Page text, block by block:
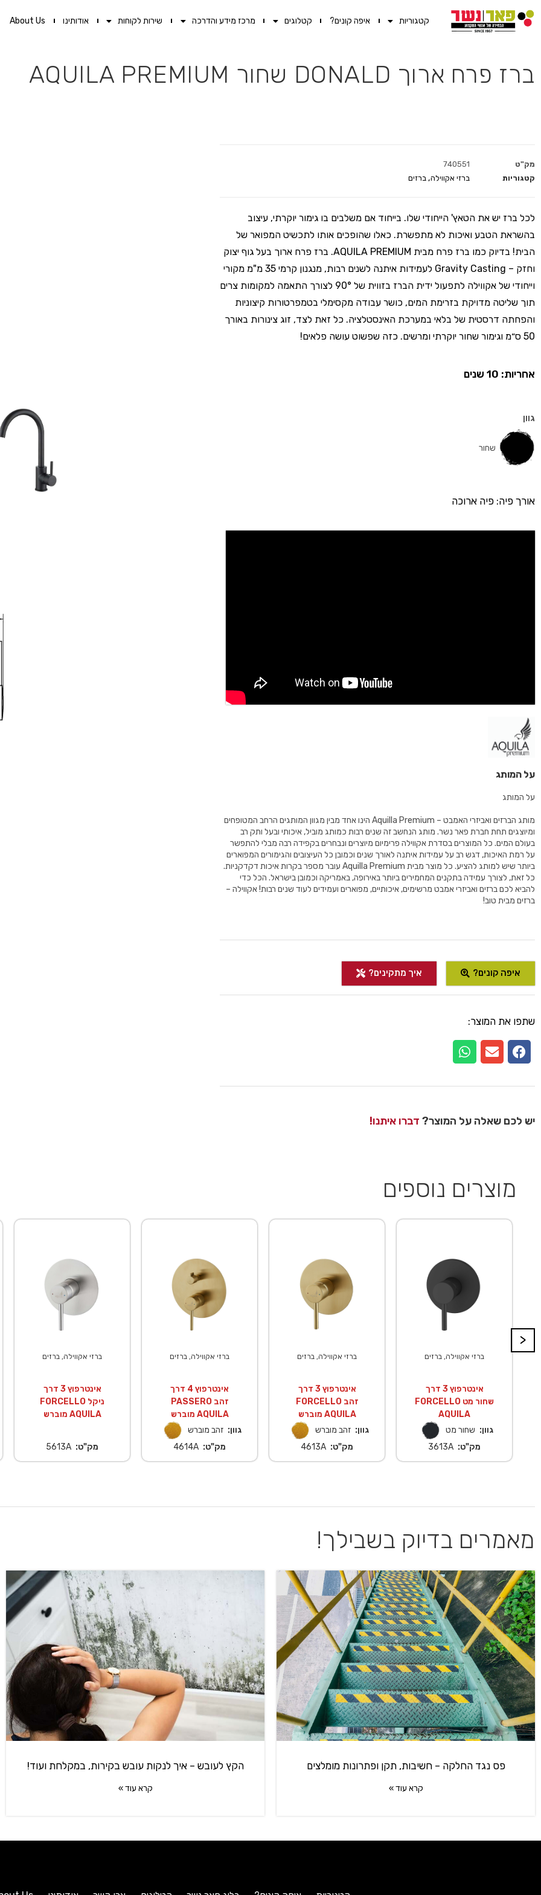
קטגוריות איפה קונים? קטלוגים מרכז מידע והדרכה שירות לקוחות אודותינו About Us
ברז פרח ארוך DONALD שחור AQUILA PREMIUM
מק"ט
740551
קטגוריות
ברזי אקווילה, ברזים
לכל ברז יש את הטאץ' הייחודי שלו. בייחוד אם משלבים בו גימור יוקרתי, עיצוב
בהשראת הטבע ואיכות לא מתפשרת. כאלו שהופכים אותו לתכשיט המפואר של
הבית! בדיוק כמו ברז פרח מבית AQUILA PREMIUM. ברז פרח ארוך בעל גוף יצוק
וחזק – Gravity Casting לעמידות איתנה לשנים רבות, מנגנון קרמי 35 מ"מ מקורי
וייחודי של אקווילה לתפעול ידית הברז בזווית של 90° לצורך התאמה למקומות צרים
תוך שליטה מדויקת בזרימת המים, כושר עבודה מקסימלי בטמפרטורות קיצוניות
והפחתה דרסטית של בלאי במערכת האינסטלציה. כל זאת לצד, זוג צינורות באורך
50 ס״מ וגימור שחור יוקרתי ומרשים. כזה שפשוט עושה פלאים!
אחריות: 10 שנים
גוון
שחור
אורך פיה: פיה ארוכה
על המותג
על המותג
מותג הברזים ואביזרי האמבט – Aquilla Premium הינו אחד מבין מגוון המותגים הרחב המטופחים
ומיוצגים תחת חברת פאר נשר. מותג הנחשב זה שנים רבות כמותג מוביל, איכותי ובעל ותק רב
בעולם המים. כל המוצרים בסדרת אקווילה פרימיום מיוצרים ונבחרים בקפידה רבה מבלי להתפשר
על רמת האיכות, דגש רב על עמידות איתנה לאורך שנים וכמובן כל העיצובים והגימורים המפוארים
ביותר שיש למותג להציע. כל מוצר מבית Aquilla Premium עובר מספר בקרות איכות דקדקניות.
כל זאת, לצורך עמידה בתקנים המחמירים ביותר באירופה, באמריקה וכמובן בישראל. הכל כדי
להביא לכם ברזים ואביזרי אמבט מרשימים, איכותיים, מפוארים ועמידים לעוד שנים רבות! אקווילה –
ברזים מבית טוב!
איפה קונים? איך מתקינים?
שתפו את המוצר:
יש לכם שאלה על המוצר? דברו איתנו!
מוצרים נוספים
>
ברזי אקווילה, ברזים
אינטרפוץ 3 דרך
FORCELLO שחור מט
AQUILA
גוון: שחור מט
מק"ט: 3613A
ברזי אקווילה, ברזים
אינטרפוץ 3 דרך
FORCELLO זהב
מוברש AQUILA
גוון: זהב מוברש
מק"ט: 4613A
ברזי אקווילה, ברזים
אינטרפוץ 4 דרך
PASSERO זהב
מוברש AQUILA
גוון: זהב מוברש
מק"ט: 4614A
ברזי אקווילה, ברזים
אינטרפוץ 3 דרך
FORCELLO ניקל
מוברש AQUILA
מק"ט: 5613A
מאמרים בדיוק בשבילך!
פס נגד החלקה – חשיבות, תקן ופתרונות מומלצים
קרא עוד »
הקץ לעובש – איך לנקות עובש בקירות, במקלחת ועוד!
קרא עוד »